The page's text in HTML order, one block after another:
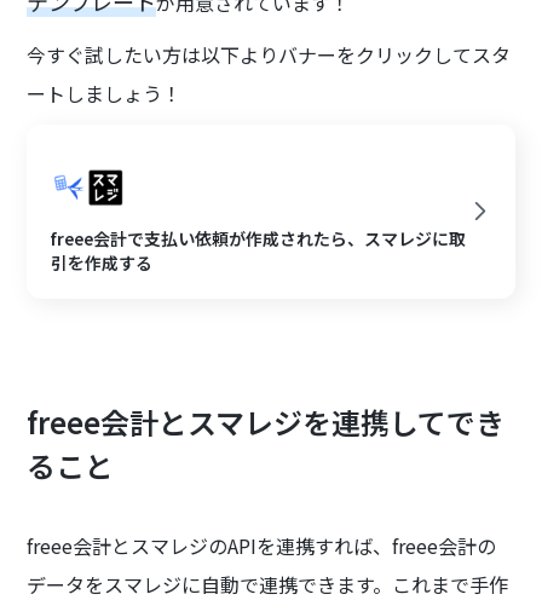
今すぐ試したい方は以下よりバナーをクリックしてスタ
ートしましょう！
freee会計で支払い依頼が作成されたら、スマレジに取
引を作成する
freee会計とスマレジを連携してでき
ること
freee会計とスマレジのAPIを連携すれば、freee会計の
データをスマレジに自動で連携できます。これまで手作